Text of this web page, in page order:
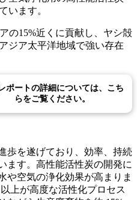
います。
の15%近くに貢献し、ヤシ殻
ジア太平洋地域で強い存在
ポートの詳細については、こち
らをご覧ください。
歩を遂げており、効率、持続
ます。高性能活性炭の開発に
や空気の浄化効果が高まりま
上が高度な活性化プロセス